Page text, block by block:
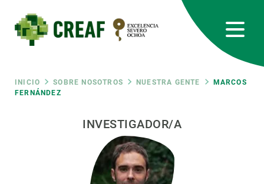
contenido
principal
Ruta
navegación
INICIO SOBRE NOSOTROS NUESTRA GENTE
MARCOS
FERNÁNDEZ
INVESTIGADOR/A
RRSS
Featured
responsive